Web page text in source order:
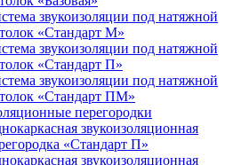
звукоизоляции под натяжной
«Стандарт М»
звукоизоляции под натяжной
«Стандарт П»
звукоизоляции под натяжной
«Стандарт ПМ»
перегородки
звукоизоляционная
«Стандарт П»
звукоизоляционная